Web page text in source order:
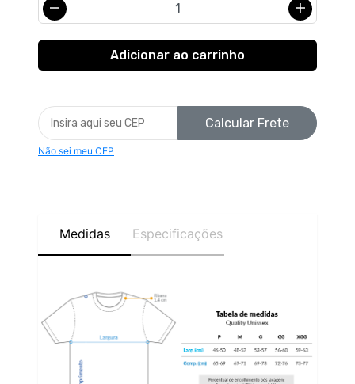
Calcular Frete
Não sei meu CEP
Medidas Especificações